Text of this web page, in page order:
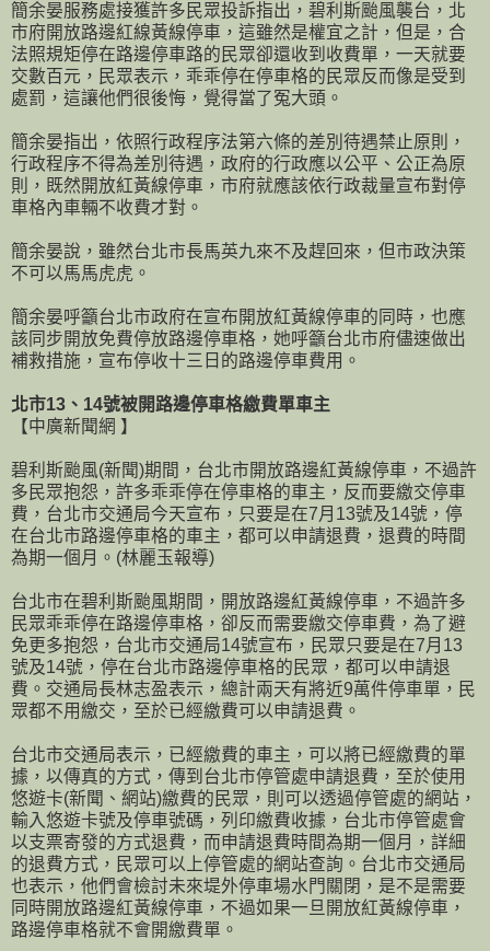
簡余晏服務處接獲許多民眾投訴指出，碧利斯颱風襲台，北
市府開放路邊紅線黃線停車，這雖然是權宜之計，但是，合
法照規矩停在路邊停車路的民眾卻還收到收費單，一天就要
交數百元，民眾表示，乖乖停在停車格的民眾反而像是受到
處罰，這讓他們很後悔，覺得當了冤大頭。
簡余晏指出，依照行政程序法第六條的差別待遇禁止原則，
行政程序不得為差別待遇，政府的行政應以公平、公正為原
則，既然開放紅黃線停車，市府就應該依行政裁量宣布對停
車格內車輛不收費才對。
簡余晏說，雖然台北市長馬英九來不及趕回來，但市政決策
不可以馬馬虎虎。
簡余晏呼籲台北市政府在宣布開放紅黃線停車的同時，也應
該同步開放免費停放路邊停車格，她呼籲台北市府儘速做出
補救措施，宣布停收十三日的路邊停車費用。
北市13、14號被開路邊停車格繳費單車主
【中廣新聞網 】
碧利斯颱風(新聞)期間，台北市開放路邊紅黃線停車，不過許
多民眾抱怨，許多乖乖停在停車格的車主，反而要繳交停車
費，台北市交通局今天宣布，只要是在7月13號及14號，停
在台北市路邊停車格的車主，都可以申請退費，退費的時間
為期一個月。(林麗玉報導)
台北市在碧利斯颱風期間，開放路邊紅黃線停車，不過許多
民眾乖乖停在路邊停車格，卻反而需要繳交停車費，為了避
免更多抱怨，台北市交通局14號宣布，民眾只要是在7月13
號及14號，停在台北市路邊停車格的民眾，都可以申請退
費。交通局長林志盈表示，總計兩天有將近9萬件停車單，民
眾都不用繳交，至於已經繳費可以申請退費。
台北市交通局表示，已經繳費的車主，可以將已經繳費的單
據，以傳真的方式，傳到台北市停管處申請退費，至於使用
悠遊卡(新聞、網站)繳費的民眾，則可以透過停管處的網站，
輸入悠遊卡號及停車號碼，列印繳費收據，台北市停管處會
以支票寄發的方式退費，而申請退費時間為期一個月，詳細
的退費方式，民眾可以上停管處的網站查詢。台北市交通局
也表示，他們會檢討未來堤外停車場水門關閉，是不是需要
同時開放路邊紅黃線停車，不過如果一旦開放紅黃線停車，
路邊停車格就不會開繳費單。